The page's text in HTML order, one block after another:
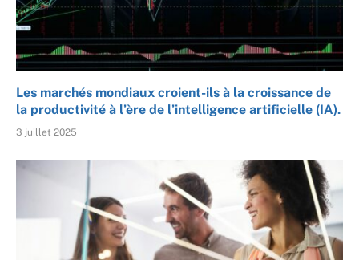
Les marchés mondiaux croient-ils à la croissance de
la productivité à l’ère de l’intelligence artificielle (IA).
3 juillet 2025